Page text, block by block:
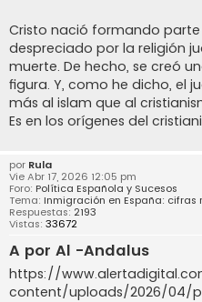
Cristo nació formando
despreciado por la religión
muerte. De hecho, se creó
figura. Y, como he dicho, el
más al islam que al
Es en los orígenes del
por Rula
Vie Abr 17, 2026 12:05 pm
Foro: Política Española y Sucesos
Tema: Inmigración en España: cifras
Respuestas: 2193
Vistas: 33672
A por Al -Andalus
https://
content/uploads/2026/04/